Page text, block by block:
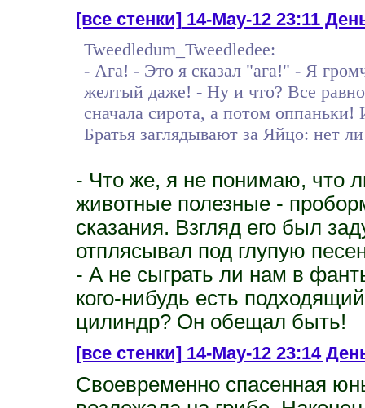
[все стенки]14-May-12 23:11
Tweedledum_Tweedledee:
- Ага! - Это я сказал "ага!" - Я
желтый даже! - Ну и что? Все
сначала сирота, а потом
Братья заглядывают за Яйцо: нет
- Что же, я не понимаю, что
животные полезные -
сказания. Взгляд его был
отплясывал под глупую
- А не сыграть ли нам в
кого-нибудь есть
цилиндр? Он обещал быть!
[все стенки]14-May-12 23:14
Своевременно спасенная